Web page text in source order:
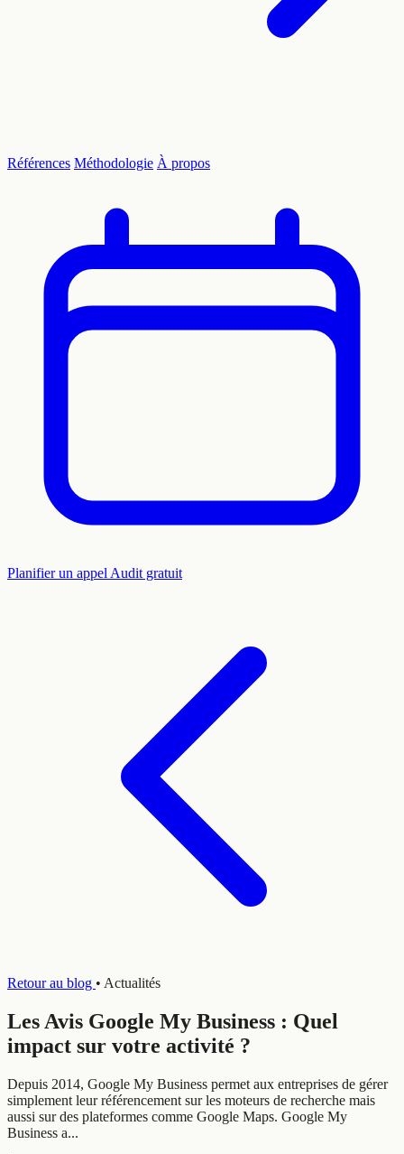
Références Méthodologie À propos
Planifier un appel Audit gratuit
Retour au blog • Actualités
Les Avis Google My Business : Quel
impact sur votre activité ?
Depuis 2014, Google My Business permet aux entreprises de gérer
simplement leur référencement sur les moteurs de recherche mais
aussi sur des plateformes comme Google Maps. Google My
Business a...